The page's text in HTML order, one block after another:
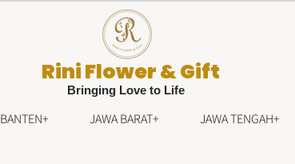
Rini Flower & Gift
Bringing Love to Life
BANTEN+ JAWA BARAT+ JAWA TENGAH+